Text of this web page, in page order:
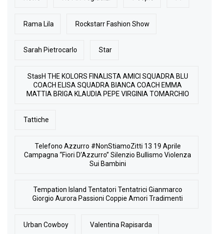
Rama Lila Rockstarr Fashion Show
Sarah Pietrocarlo Star
StasH THE KOLORS FINALISTA AMICI SQUADRA BLU
COACH ELISA SQUADRA BIANCA COACH EMMA
MATTIA BRIGA KLAUDIA PEPE VIRGINIA TOMARCHIO
Tattiche
Telefono Azzurro #NonStiamoZitti 13 19 Aprile
Campagna “Fiori D’Azzurro” Silenzio Bullismo Violenza
Sui Bambini
Tempation Island Tentatori Tentatrici Gianmarco
Giorgio Aurora Passioni Coppie Amori Tradimenti
Urban Cowboy Valentina Rapisarda